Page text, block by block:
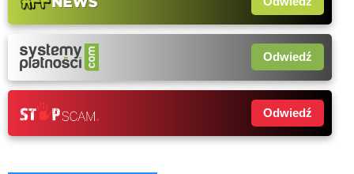
Odwiedź
Odwiedź